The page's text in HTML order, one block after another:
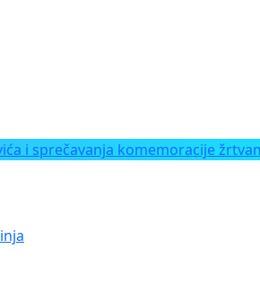
i sprečavanja komemoracije